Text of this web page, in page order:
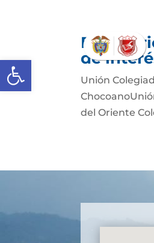
Abrir barra de herramientas
de
Unión
del Oriente